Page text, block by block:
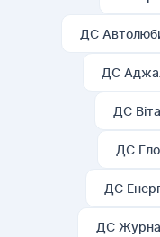
ДС
ДС
ДС
ДС
ДС
ДС